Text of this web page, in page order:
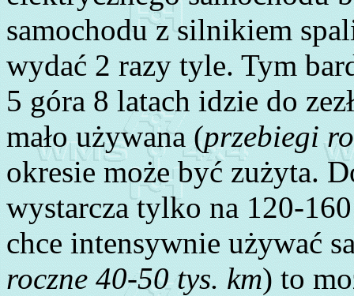
samochodu z silnikiem
wydać 2 razy tyle. Tym
5 góra 8 latach idzie do
mało używana (przebiegi
okresie może być zużyta.
wystarcza tylko na 120-
chce intensywnie używać
roczne 40-50 tys. km) to